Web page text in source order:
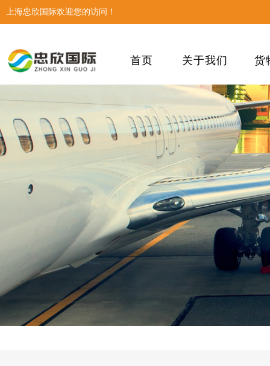
上海忠欣国际欢迎您的访问！
首页 关于我们 货